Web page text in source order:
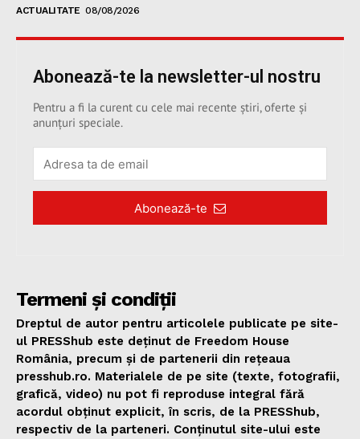
ACTUALITATE 08/08/2026
Abonează-te la newsletter-ul nostru
Pentru a fi la curent cu cele mai recente știri, oferte și
anunțuri speciale.
Abonează-te
Termeni și condiții
Dreptul de autor pentru articolele publicate pe site-
ul PRESShub este deținut de Freedom House
România, precum și de partenerii din rețeaua
presshub.ro. Materialele de pe site (texte, fotografii,
grafică, video) nu pot fi reproduse integral fără
acordul obținut explicit, în scris, de la PRESShub,
respectiv de la parteneri. Conținutul site-ului este